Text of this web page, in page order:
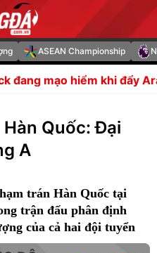
ASEAN Championship
khi đẩy Araujo rời
Quốc: Đại
A
trán Hàn Quốc tại
trận đấu phân định
của cả hai đội tuyển